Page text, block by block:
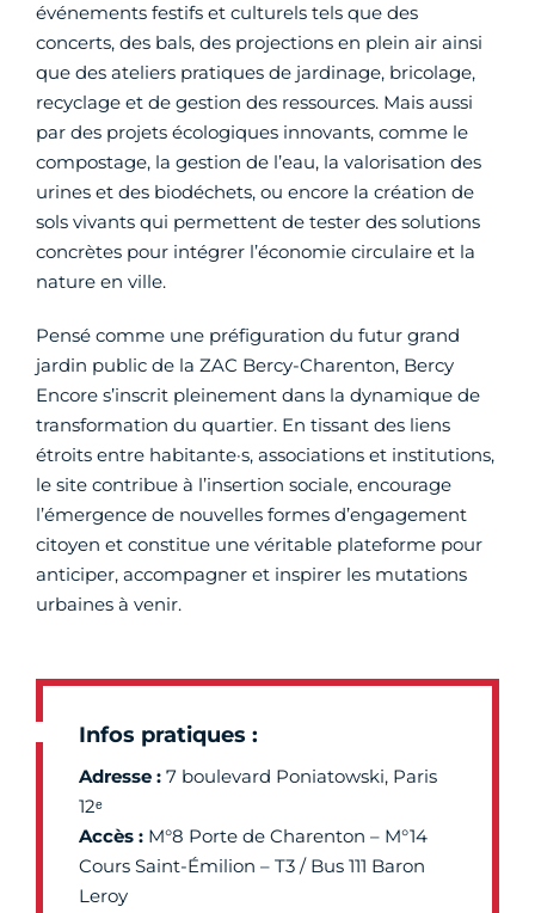
événements festifs et culturels tels que des
concerts, des bals, des projections en plein air ainsi
que des ateliers pratiques de jardinage, bricolage,
recyclage et de gestion des ressources. Mais aussi
par des projets écologiques innovants, comme le
compostage, la gestion de l’eau, la valorisation des
urines et des biodéchets, ou encore la création de
sols vivants qui permettent de tester des solutions
concrètes pour intégrer l’économie circulaire et la
nature en ville.
Pensé comme une préfiguration du futur grand
jardin public de la ZAC Bercy-Charenton, Bercy
Encore s’inscrit pleinement dans la dynamique de
transformation du quartier. En tissant des liens
étroits entre habitante·s, associations et institutions,
le site contribue à l’insertion sociale, encourage
l’émergence de nouvelles formes d’engagement
citoyen et constitue une véritable plateforme pour
anticiper, accompagner et inspirer les mutations
urbaines à venir.
Infos pratiques :
Adresse : 7 boulevard Poniatowski, Paris
12ᵉ
Accès : M°8 Porte de Charenton – M°14
Cours Saint-Émilion – T3 / Bus 111 Baron
Leroy